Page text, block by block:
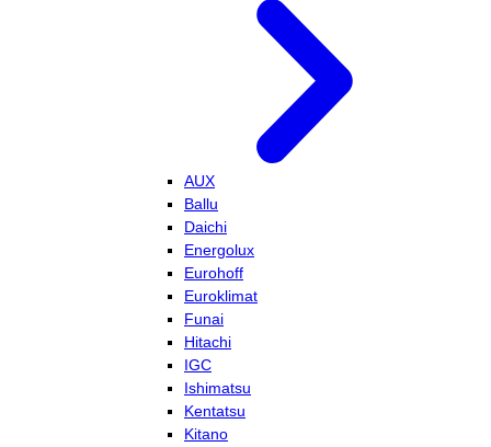
AUX
Ballu
Daichi
Energolux
Eurohoff
Euroklimat
Funai
Hitachi
IGC
Ishimatsu
Kentatsu
Kitano